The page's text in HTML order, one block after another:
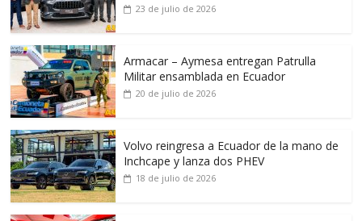
23 de julio de 2026
Armacar – Aymesa entregan Patrulla
Militar ensamblada en Ecuador
20 de julio de 2026
Volvo reingresa a Ecuador de la mano de
Inchcape y lanza dos PHEV
18 de julio de 2026